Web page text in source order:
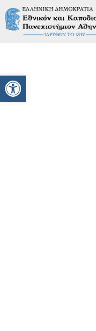
Ανοίξτε τη γραμμή εργαλείων